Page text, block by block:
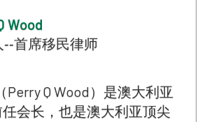
Wood
--首席移民律师
Perry Q Wood）是澳大利亚
会长，也是澳大利亚顶尖